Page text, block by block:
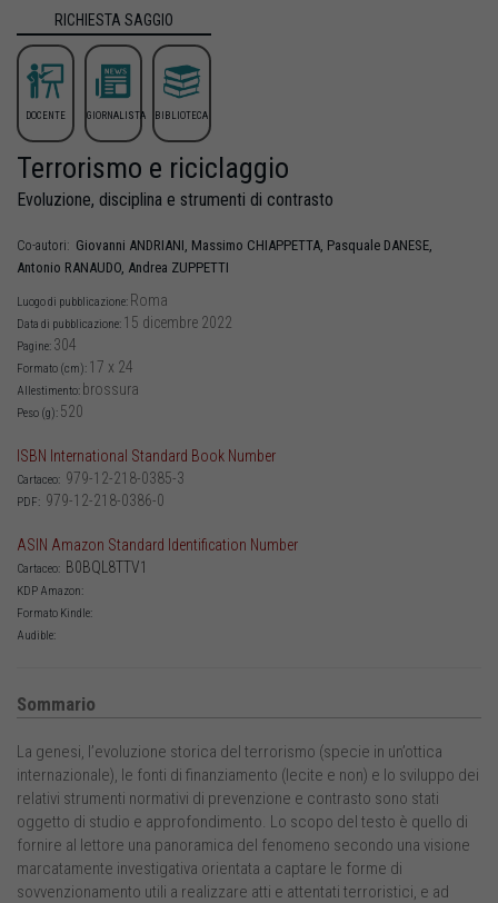
RICHIESTA SAGGIO
DOCENTE GIORNALISTA BIBLIOTECA
Terrorismo e riciclaggio
Evoluzione, disciplina e strumenti di contrasto
Co-autori: Giovanni ANDRIANI Massimo CHIAPPETTA Pasquale DANESE
Antonio RANAUDO Andrea ZUPPETTI
Luogo di pubblicazione: Roma
Data di pubblicazione: 15 dicembre 2022
Pagine: 304
Formato (cm): 17 x 24
Allestimento: brossura
Peso (g): 520
ISBN International Standard Book Number
Cartaceo: 979-12-218-0385-3
PDF: 979-12-218-0386-0
ASIN Amazon Standard Identification Number
Cartaceo: B0BQL8TTV1
KDP Amazon:
Formato Kindle:
Audible:
Sommario
La genesi, l’evoluzione storica del terrorismo (specie in un’ottica
internazionale), le fonti di finanziamento (lecite e non) e lo sviluppo dei
relativi strumenti normativi di prevenzione e contrasto sono stati
oggetto di studio e approfondimento. Lo scopo del testo è quello di
fornire al lettore una panoramica del fenomeno secondo una visione
marcatamente investigativa orientata a captare le forme di
sovvenzionamento utili a realizzare atti e attentati terroristici, e ad